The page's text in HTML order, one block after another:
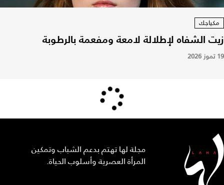
مكياجك
زيت الشفاه لإطلالة لامعة ومفعمة بالرطوبة
19 تموز 2026
مجلة لها تهتم بدعم الشباب وتمكين
المرأة العصرية وأسلوب الحياة.